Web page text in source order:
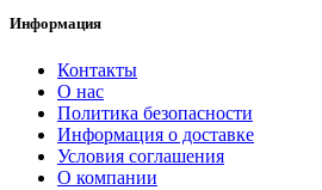
Информация
Контакты
О нас
Политика безопасности
Информация о доставке
Условия соглашения
О компании